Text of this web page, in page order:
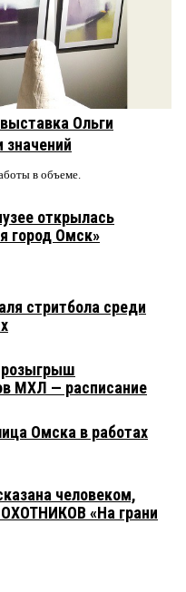
Ольги
в объеме.
открылась
город Омск»
стритбола среди
розыгрыш
МХЛ — расписание
Омска в работах
человеком,
«На грани